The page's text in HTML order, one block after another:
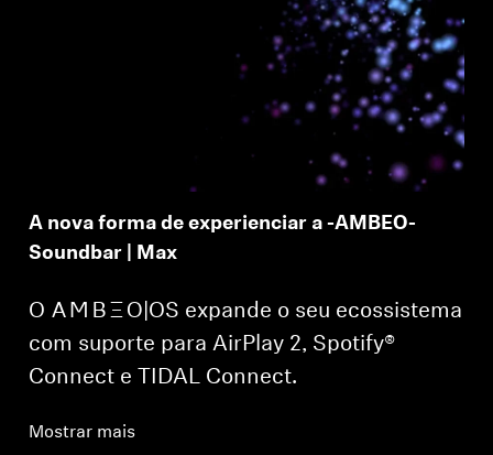
A nova forma de experienciar a -AMBEO-
Soundbar | Max
O -AMBEO-|OS expande o seu ecossistema
com suporte para AirPlay 2, Spotify®
Connect e TIDAL Connect.
Mostrar mais